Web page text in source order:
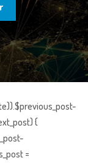
{
=